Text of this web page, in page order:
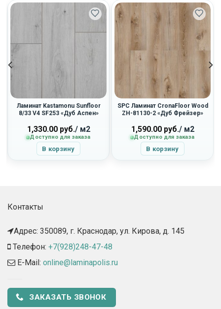
Ламинат Kastamonu Sunfloor
8/33 V4 SF253 «Дуб Аспен»
1,330.00руб./ м2
Доступно для заказа
В корзину
SPC Ламинат CronaFloor Wood
ZH-81130-2 «Дуб Фрейзер»
1,590.00руб./ м2
Доступно для заказа
В корзину
Контакты
Адрес: 350089, г. Краснодар, ул. Кирова, д. 145​
Телефон: +7(928)248-47-48
E-Mail: online@laminapolis.ru
ЗАКАЗАТЬ ЗВОНОК